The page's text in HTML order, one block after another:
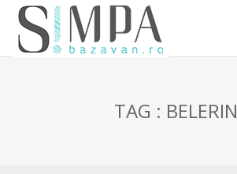
TAG : BELERIN